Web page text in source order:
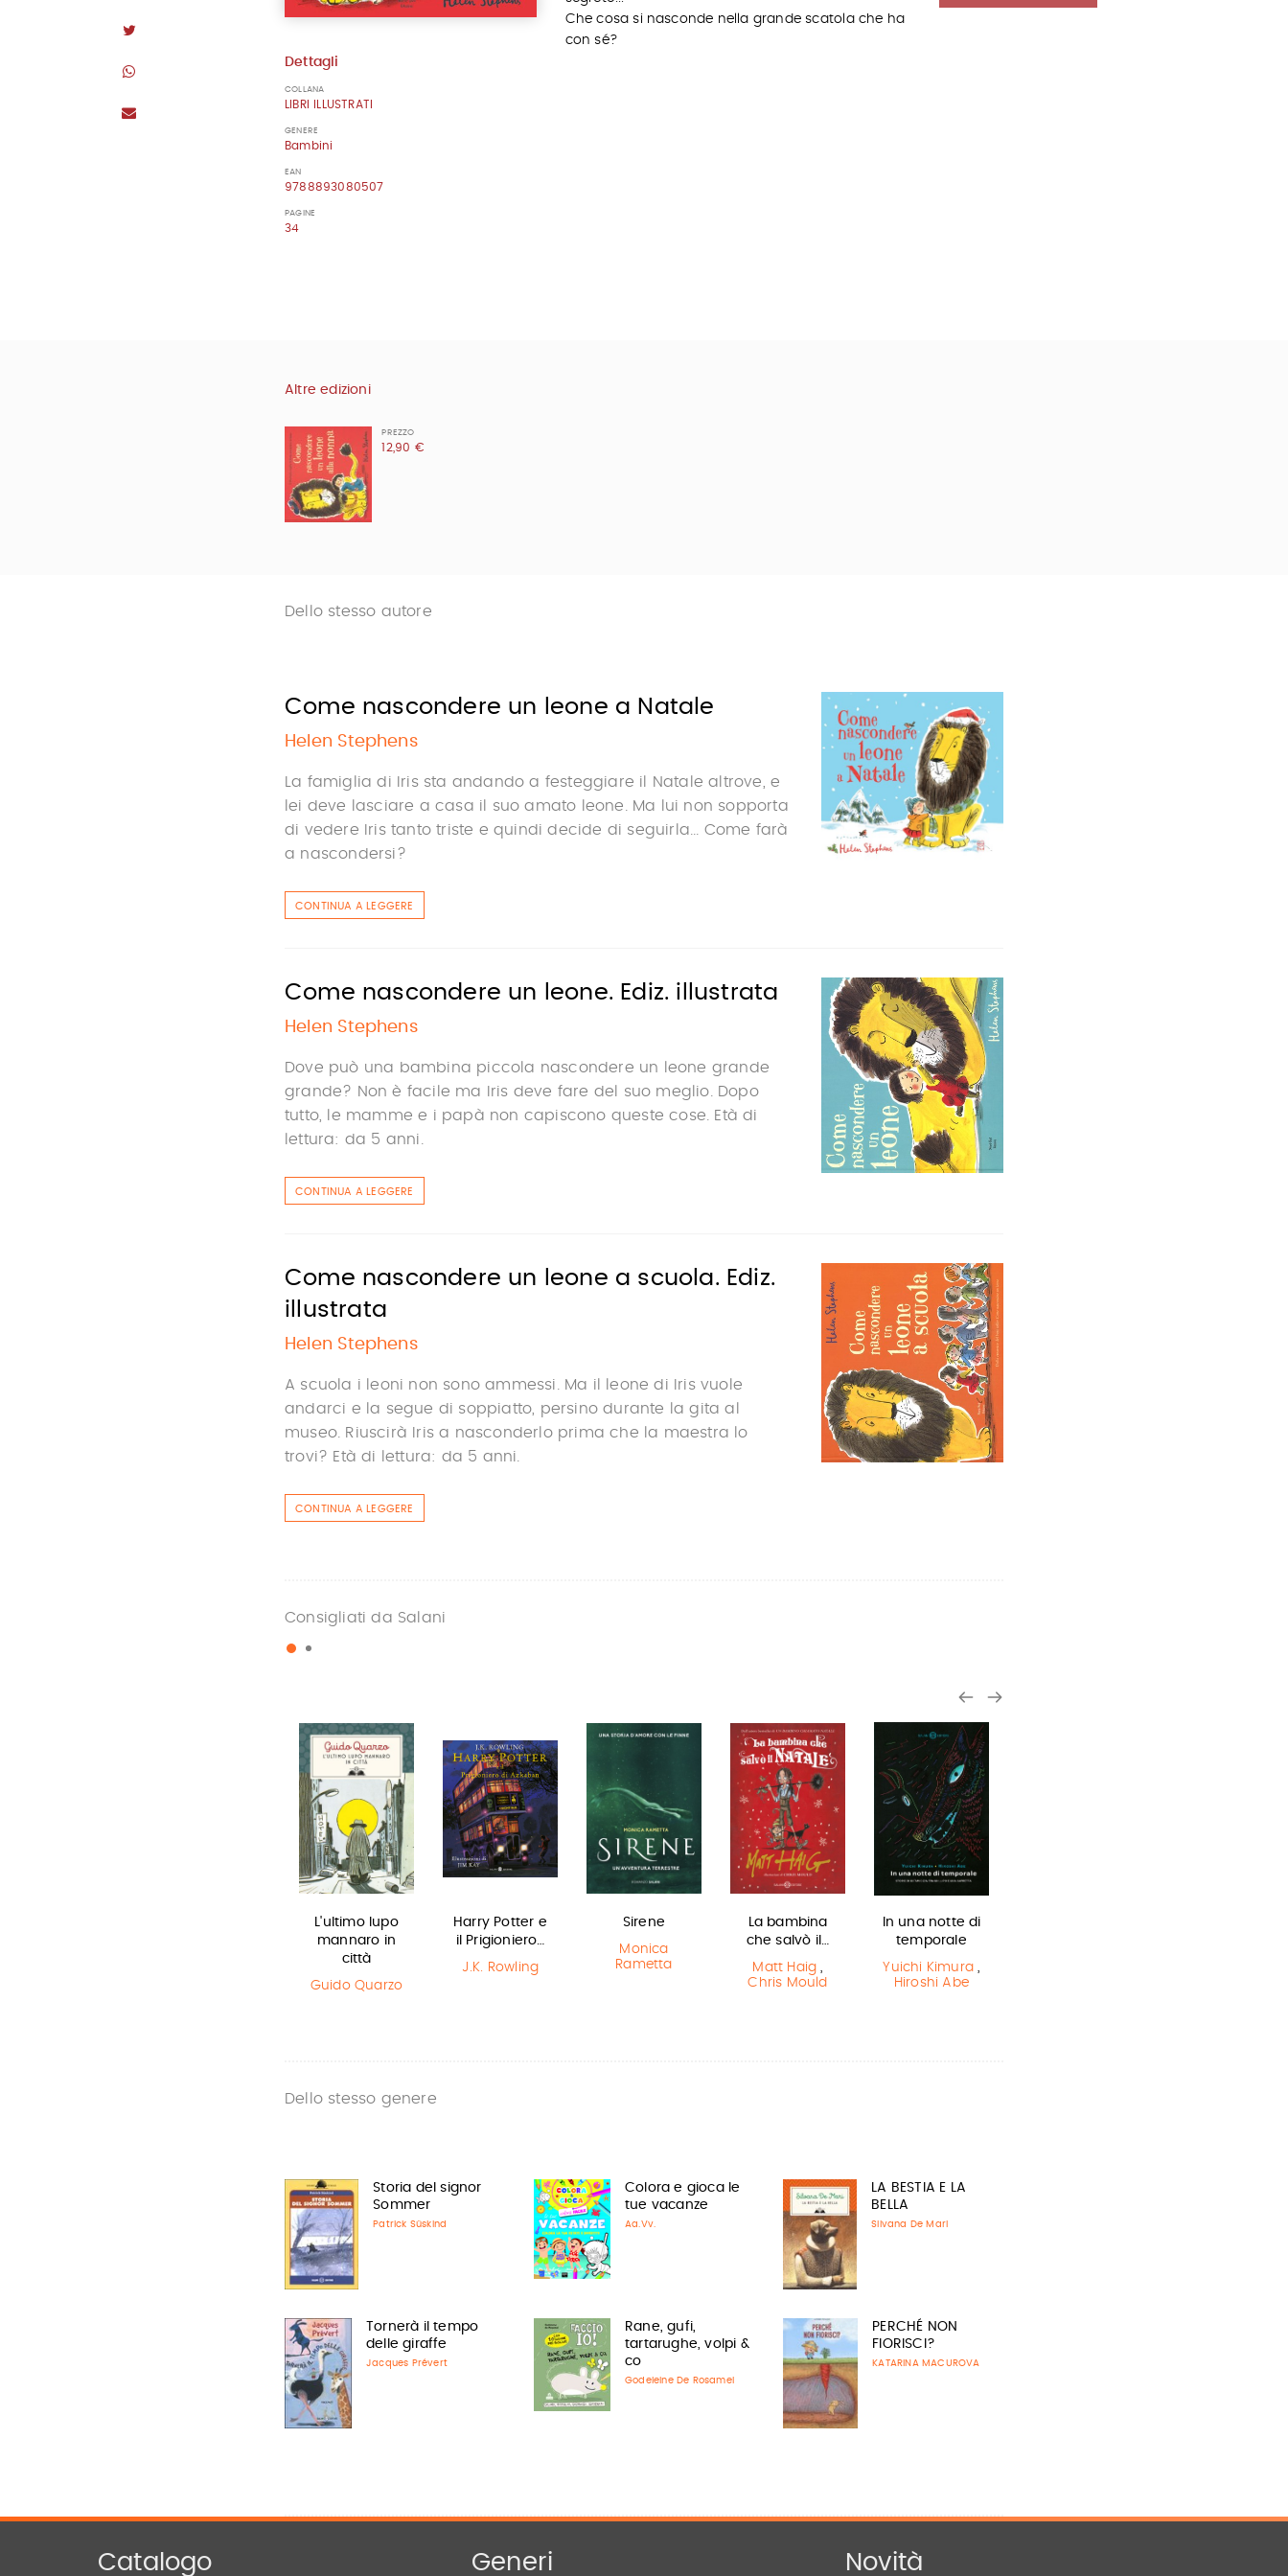
Dettagli
COLLANA
LIBRI ILLUSTRATI
GENERE
Bambini
EAN
9788893080507
PAGINE
34
Che cosa si nasconde nella grande scatola che ha
con sé?
Altre edizioni
PREZZO
12,90 €
Dello stesso autore
Come nascondere un leone a Natale
Helen Stephens
La famiglia di Iris sta andando a festeggiare il Natale altrove, e
lei deve lasciare a casa il suo amato leone. Ma lui non sopporta
di vedere Iris tanto triste e quindi decide di seguirla... Come farà
a nascondersi?
CONTINUA A LEGGERE
Come nascondere un leone. Ediz. illustrata
Helen Stephens
Dove può una bambina piccola nascondere un leone grande
grande? Non è facile ma Iris deve fare del suo meglio. Dopo
tutto, le mamme e i papà non capiscono queste cose. Età di
lettura: da 5 anni.
CONTINUA A LEGGERE
Come nascondere un leone a scuola. Ediz.
illustrata
Helen Stephens
A scuola i leoni non sono ammessi. Ma il leone di Iris vuole
andarci e la segue di soppiatto, persino durante la gita al
museo. Riuscirà Iris a nasconderlo prima che la maestra lo
trovi? Età di lettura: da 5 anni.
CONTINUA A LEGGERE
Consigliati da Salani
L'ultimo lupo
mannaro in
città
Guido Quarzo
Harry Potter e
il Prigioniero…
J.K. Rowling
Sirene
Monica
Rametta
La bambina
che salvò il…
Matt Haig ,
Chris Mould
In una notte di
temporale
Yuichi Kimura ,
Hiroshi Abe
Dello stesso genere
Storia del signor
Sommer
Patrick Süskind
Colora e gioca le
tue vacanze
Aa.Vv.
LA BESTIA E LA
BELLA
Silvana De Mari
Tornerà il tempo
delle giraffe
Jacques Prévert
Rane, gufi,
tartarughe, volpi &
co
Godeleine De Rosamel
PERCHÉ NON
FIORISCI?
KATARINA MACUROVA
Catalogo Generi Novità